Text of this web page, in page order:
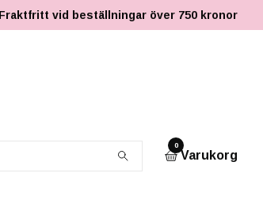
Fraktfritt vid beställningar över 750 kronor
0
Varukorg